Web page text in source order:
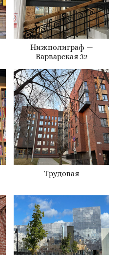
Нижполиграф —
Варварская 32
Трудовая